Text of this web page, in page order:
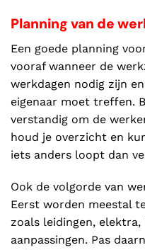
Planning van de
Een goede planning
vooraf wanneer de
werkdagen nodig zijn
eigenaar moet treffen.
verstandig om de
houd je overzicht en
iets anders loopt dan
Ook de volgorde van
Eerst worden meestal
zoals leidingen,
aanpassingen. Pas